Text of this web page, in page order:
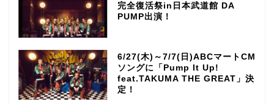
完全復活祭in日本武道館 DA
PUMP出演！
6/27(木)～7/7(日)ABCマートCM
ソングに「Pump It Up!
feat.TAKUMA THE GREAT」決
定！